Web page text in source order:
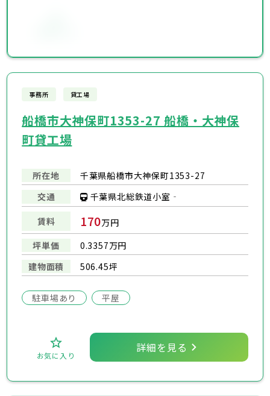
事務所 貸工場
船橋市大神保町1353-27 船橋・大神保
町貸工場
所在地
千葉県船橋市大神保町1353-27
交通
千葉県北総鉄道小室‐
賃料 170万円
坪単価
0.3357万円
建物面積
506.45坪
駐車場あり 平屋
お気に入り
詳細を見る